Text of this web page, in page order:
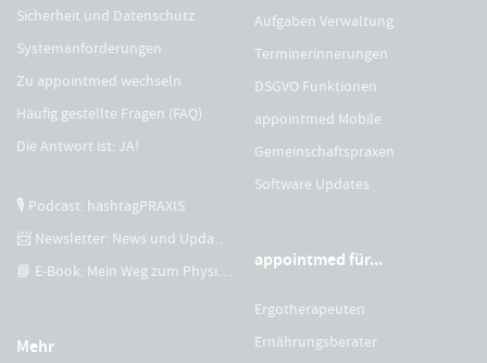
Sicherheit und Datenschutz
Systemanforderungen
Zu appointmed wechseln
Häufig gestellte Fragen (FAQ)
Die Antwort ist: JA!
🎙 Podcast: hashtagPRAXIS
📨 Newsletter: News und Updates
📘 E-Book: Mein Weg zum Physiotherapeuten
Mehr
Aufgaben Verwaltung
Terminerinnerungen
DSGVO Funktionen
appointmed Mobile
Gemeinschaftspraxen
Software Updates
appointmed für...
Ergotherapeuten
Ernährungsberater